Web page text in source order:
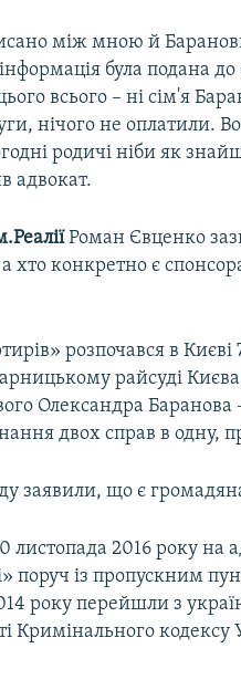
між мною й
була подана
всього – ні сім'я
нічого не оплатили.
родичі ніби як
адвокат.
Роман Євценко
а хто конкретно є
розпочався в Києві
райсуді
Олександра Баранова
двох справ в одну,
заявили, що є
2016 року на
поруч із пропускним
року перейшли з
Кримінального